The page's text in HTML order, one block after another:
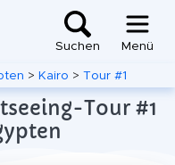
Suchen Menü
> Kairo > Tour #1
Tour #1